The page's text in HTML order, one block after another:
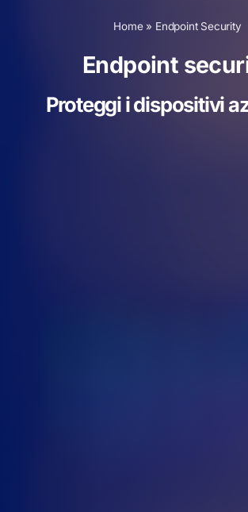
Home» Endpoint Security
Endpoint
Proteggi i dispositivi